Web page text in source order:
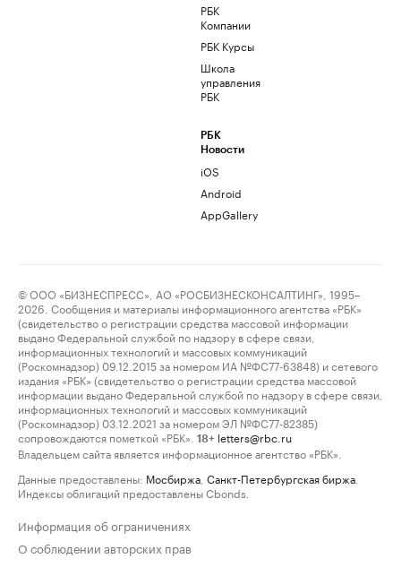
РБК
Компании
РБК Курсы
Школа
управления
РБК
РБК
Новости
iOS
Android
AppGallery
© ООО «БИЗНЕСПРЕСС», АО «РОСБИЗНЕСКОНСАЛТИНГ», 1995–
2026. Сообщения и материалы информационного агентства «РБК»
(свидетельство о регистрации средства массовой информации
выдано Федеральной службой по надзору в сфере связи,
информационных технологий и массовых коммуникаций
(Роскомнадзор) 09.12.2015 за номером ИА №ФС77-63848) и сетевого
издания «РБК» (свидетельство о регистрации средства массовой
информации выдано Федеральной службой по надзору в сфере связи,
информационных технологий и массовых коммуникаций
(Роскомнадзор) 03.12.2021 за номером ЭЛ №ФС77-82385)
сопровождаются пометкой «РБК».
18+ letters@rbc.ru
Владельцем сайта является информационное агентство «РБК».
Данные предоставлены: Мосбиржа Санкт-Петербургская биржа
Индексы облигаций предоставлены Cbonds.
Информация об ограничениях
О соблюдении авторских прав